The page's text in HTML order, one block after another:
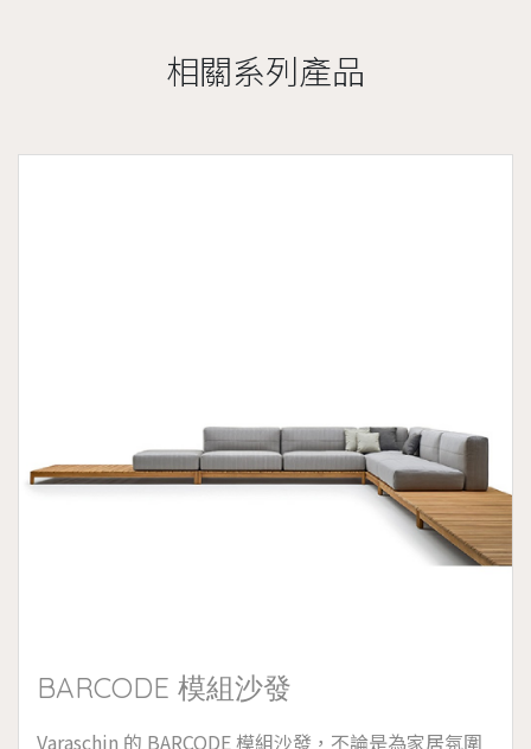
相關系列產品
BARCODE 模組沙發
Varaschin 的 BARCODE 模組沙發，不論是為家居氛圍